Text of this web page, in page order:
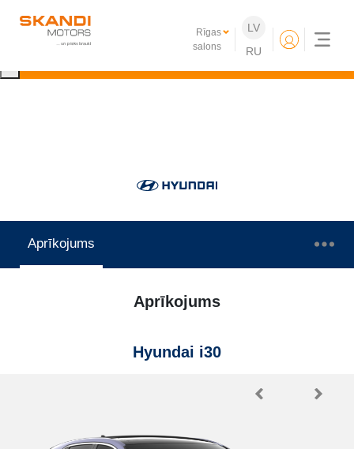
Rīgas
salons
LV
RU
Uzzini vairāk
Aprīkojums
Aprīkojums
Hyundai i30